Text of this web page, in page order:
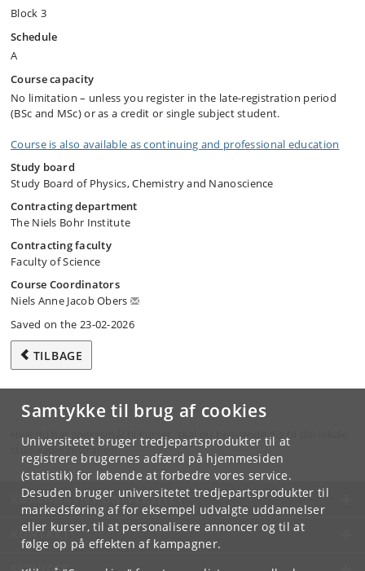
Samtykke til brug af cookies
Universitetet bruger tredjepartsprodukter til at
registrere brugernes adfærd på hjemmesiden
(statistik) for løbende at forbedre vores service.
Desuden bruger universitetet tredjepartsprodukter til
markedsføring af for eksempel udvalgte uddannelser
eller kurser, til at personalisere annoncer og til at
følge op på effekten af kampagner.
Block 3
Schedule
A
Course capacity
No limitation – unless you register in the late-registration period
(BSc and MSc) or as a credit or single subject student.
Course is also available as continuing and professional education
Study board
Study Board of Physics, Chemistry and Nanoscience
Contracting department
The Niels Bohr Institute
Contracting faculty
Faculty of Science
Course Coordinators
Niels Anne Jacob Obers
Saved on the 23-02-2026
TILBAGE
Hvis du har spørgsmål til kurset, skal du henvende dig til din lokale
studieadministration.
KØBENHAVNS UNIVERSITET
KONTAKT